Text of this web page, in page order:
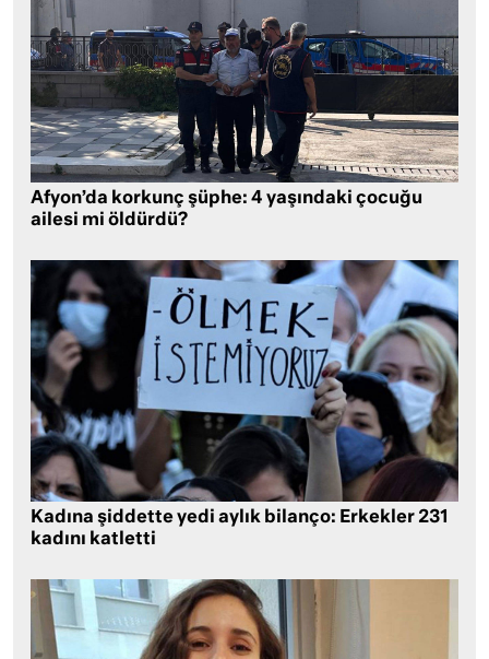
Afyon’da korkunç şüphe: 4 yaşındaki çocuğu
ailesi mi öldürdü?
Kadına şiddette yedi aylık bilanço: Erkekler 231
kadını katletti